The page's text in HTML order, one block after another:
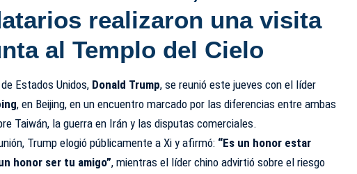
realizaron una visita
al Templo del Cielo
Estados Unidos, Donald Trump, se reunió este jueves con el líder
, en Beijing, en un encuentro marcado por las diferencias entre ambas
Taiwán, la guerra en Irán y las disputas comerciales.
Trump elogió públicamente a Xi y afirmó: “Es un honor estar
honor ser tu amigo”, mientras el líder chino advirtió sobre el riesgo